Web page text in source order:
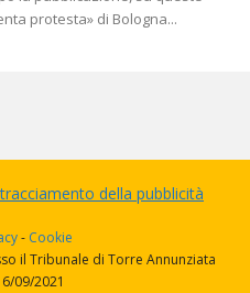
protesta» di Bologna...
della pubblicità
- Cookie
il Tribunale di Torre Annunziata
09/2021